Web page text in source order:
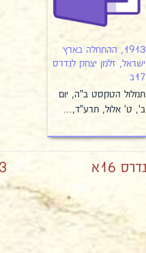
1913, ההתחלה בארץ
ישראל, זלמן יצחק לנדרס
17ב
תמלול הטקסט ב"ה, יום
ב', ט' אלול, תרע"ד,…
1913,